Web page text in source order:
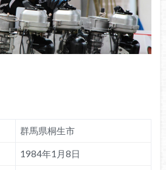
群馬県桐生市
1984年1月8日